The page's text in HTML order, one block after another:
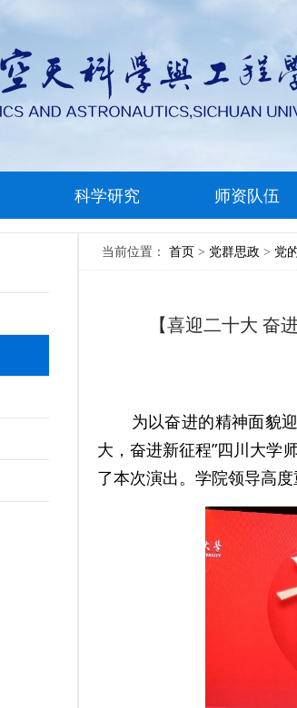
科学研究 师资队伍
当前位置： 首页 > 党群思政 > 党
【喜迎二十大 奋